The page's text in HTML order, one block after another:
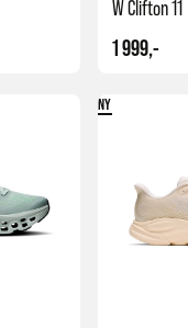
W Clifton 11
1 999,-
NY